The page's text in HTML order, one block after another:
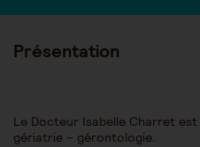
Présentation
Le Docteur Isabelle Charret
gériatrie – gérontologie.